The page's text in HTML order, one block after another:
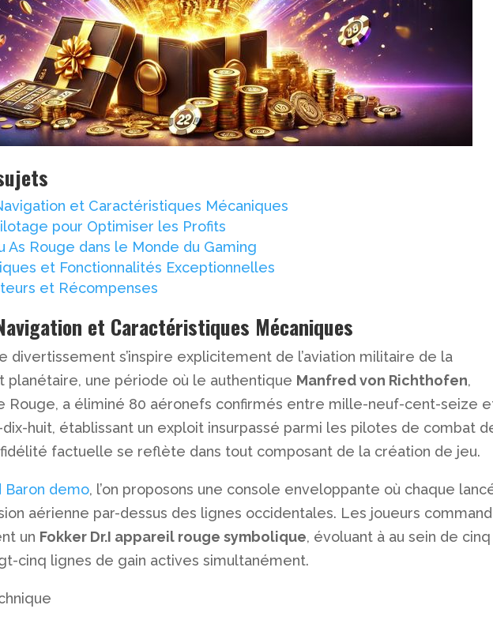
et Caractéristiques Mécaniques
pour Optimiser les Profits
As Rouge dans le Monde du Gaming
et Fonctionnalités Exceptionnelles
et Récompenses
et Caractéristiques Mécaniques
divertissement s’inspire explicitement de l’aviation militaire de la
planétaire, une période où le authentique Manfred von Richthofen,
Rouge, a éliminé 80 aéronefs confirmés entre mille-neuf-cent-seize
huit, établissant un exploit insurpassé parmi les pilotes de combat
factuelle se reflète dans tout composant de la création de jeu.
Baron demo, l’on proposons une console enveloppante où chaque
aérienne par-dessus des lignes occidentales. Les joueurs
un Fokker Dr.I appareil rouge symbolique, évoluant à au sein de cinq
cinq lignes de gain actives simultanément.